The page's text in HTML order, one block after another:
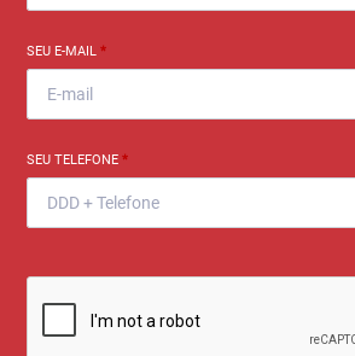
SEU E-MAIL*
SEU TELEFONE*